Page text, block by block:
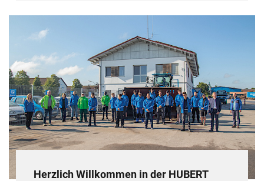
Herzlich Willkommen in der HUBERT